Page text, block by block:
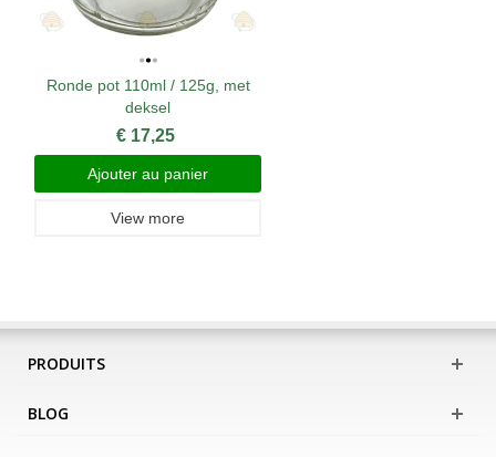
Ronde pot 110ml / 125g, met
deksel
€ 17,25
Ajouter au panier
View more
PRODUITS
BLOG